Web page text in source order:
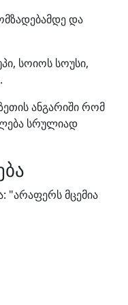
და
სოიოს სოუსი,
ანგარიში რომ
სრულიად
"არაფერს მცემია